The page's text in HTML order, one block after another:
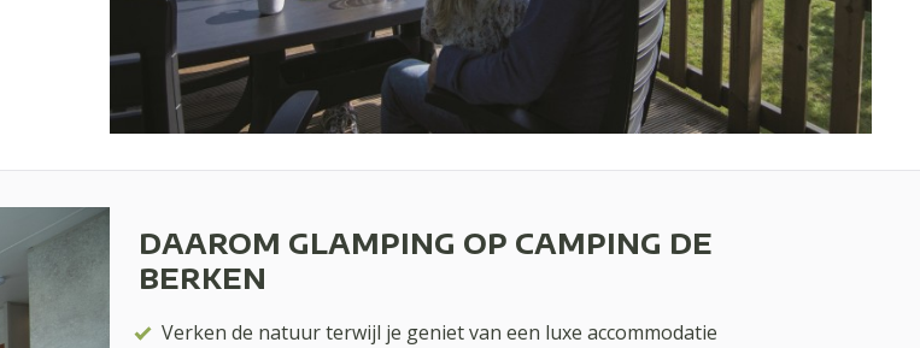
DAAROM GLAMPING OP CAMPING DE
BERKEN
Verken de natuur terwijl je geniet van een luxe accommodatie